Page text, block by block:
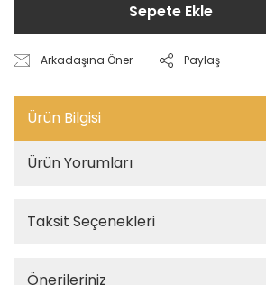
Sepete Ekle
Arkadaşına Öner Paylaş
Ürün Bilgisi
Ürün Yorumları
Taksit Seçenekleri
Önerileriniz